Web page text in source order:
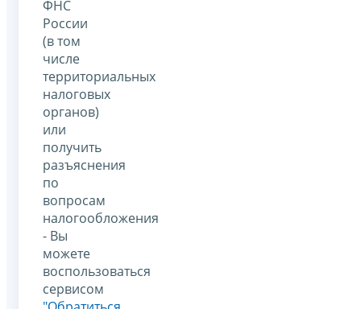
ФНС
России
(в том
числе
территориальных
налоговых
органов)
или
получить
разъяснения
по
вопросам
налогообложения
- Вы
можете
воспользоваться
сервисом